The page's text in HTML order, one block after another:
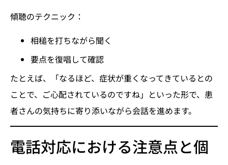
傾聴のテクニック：
相槌を打ちながら聞く
要点を復唱して確認
たとえば、「なるほど、症状が重くなってきているとの
ことで、ご心配されているのですね」といった形で、患
者さんの気持ちに寄り添いながら会話を進めます。
電話対応における注意点と個